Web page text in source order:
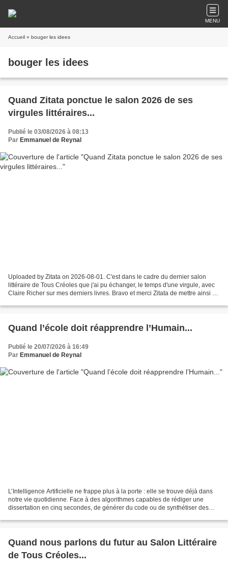
MENU
Accueil » bouger les idees
bouger les idees
Quand Zitata ponctue le salon 2026 de ses
virgules littéraires...
Publié le 03/08/2026 à 08:13
Par Emmanuel de Reynal
Uploaded by Zitata on 2026-08-01. C'est dans le cadre du dernier salon
littéraire de Tous Créoles que j'ai pu échanger, le temps d'une virgule, avec
Claire Richer sur mes derniers livres. Bravo et merci Zitata de mettre ainsi à
Quand l’école doit réapprendre l’Humain...
Publié le 20/07/2026 à 16:49
Par Emmanuel de Reynal
L’Intelligence Artificielle ne frappe plus à la porte : elle se trouve déjà dans
notre vie quotidienne. Face à des algorithmes capables de rédiger une
dissertation en cinq secondes, de générer du code ou de synthétiser des
Quand nous parlons du futur au Salon Littéraire
de Tous Créoles...